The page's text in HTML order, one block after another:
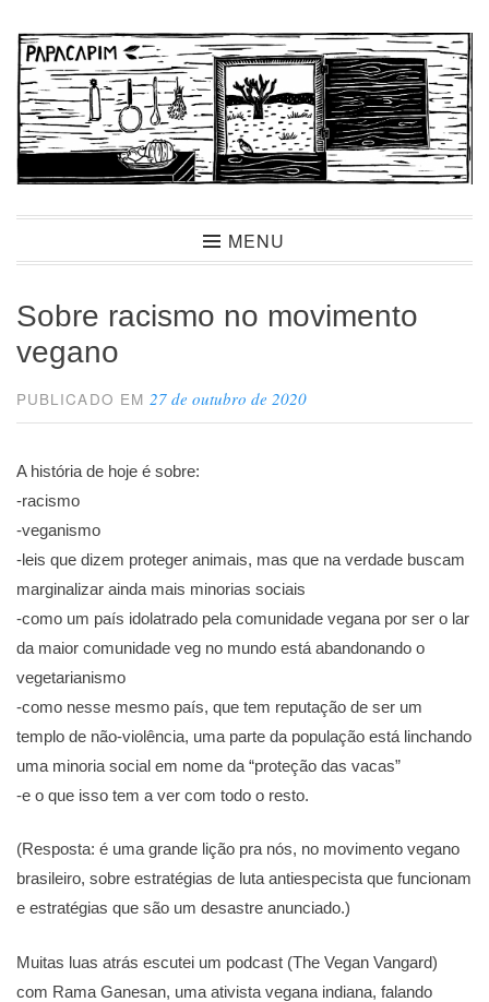
para
conteúdo
PapacapimMENU
Sobre racismo no movimento
vegano
PUBLICADO EM 27 de outubro de 2020
A história de hoje é sobre:
-racismo
-veganismo
-leis que dizem proteger animais, mas que na verdade buscam
marginalizar ainda mais minorias sociais
-como um país idolatrado pela comunidade vegana por ser o lar
da maior comunidade veg no mundo está abandonando o
vegetarianismo
-como nesse mesmo país, que tem reputação de ser um
templo de não-violência, uma parte da população está linchando
uma minoria social em nome da “proteção das vacas”
-e o que isso tem a ver com todo o resto.
(Resposta: é uma grande lição pra nós, no movimento vegano
brasileiro, sobre estratégias de luta antiespecista que funcionam
e estratégias que são um desastre anunciado.)
Muitas luas atrás escutei um podcast (The Vegan Vangard)
com Rama Ganesan, uma ativista vegana indiana, falando